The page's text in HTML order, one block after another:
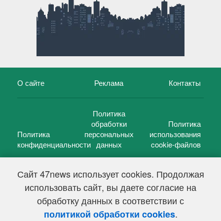
Сайт 47news использует cookies. Продолжая
использовать сайт, вы даете согласие на
обработку данных в соответствии с
политикой обработки cookies.
О сайте Реклама Контакты
Политика
конфиденциальности
Политика
обработки
персональных
данных
Политика
использования
cookie-файлов
47 новостей (47 news)2005 — 2026 г.
Свидетельство о регистрации СМИ Эл № ФС 77-39848, выдано
Федеральной службой по надзору в сфере связи,
информационных технологий и массовых коммуникаций